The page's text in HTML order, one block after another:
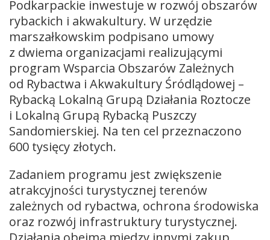
Podkarpackie inwestuje w rozwój obszarów
rybackich i akwakultury. W urzędzie
marszałkowskim podpisano umowy
z dwiema organizacjami realizującymi
program Wsparcia Obszarów Zależnych
od Rybactwa i Akwakultury Śródlądowej –
Rybacką Lokalną Grupą Działania Roztocze
i Lokalną Grupą Rybacką Puszczy
Sandomierskiej. Na ten cel przeznaczono
600 tysięcy złotych.
Zadaniem programu jest zwiększenie
atrakcyjności turystycznej terenów
zależnych od rybactwa, ochrona środowiska
oraz rozwój infrastruktury turystycznej.